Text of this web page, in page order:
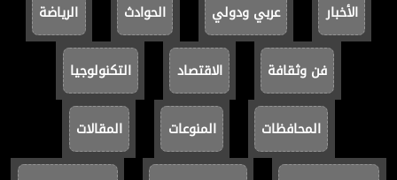
الأخبار عربي ودولي الحوادث الرياضة
فن وثقافة الاقتصاد التكنولوجيا
المحافظات المنوعات المقالات